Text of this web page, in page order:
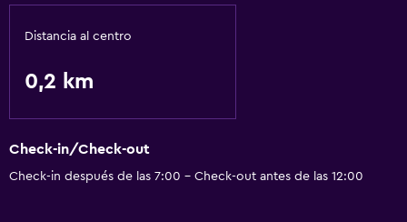
Distancia al centro
0,2 km
Check-in/Check-out
Check-in después de las 7:00 - Check-out antes de las 12:00